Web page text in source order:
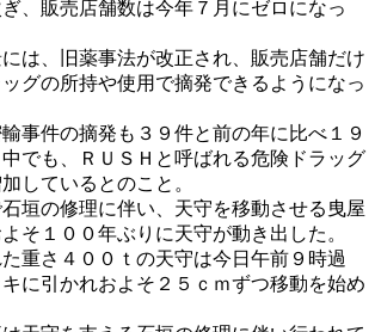
、販売店舗数は今年７月にゼロになっ
は、旧薬事法が改正され、販売店舗だけ
グの所持や使用で摘発できるようになっ
事件の摘発も３９件と前の年に比べ１９
でも、ＲＵＳＨと呼ばれる危険ドラッグ
しているとのこと。
垣の修理に伴い、天守を移動させる曳屋
そ１００年ぶりに天守が動き出した。
重さ４００ｔの天守は今日午前９時過
に引かれおよそ２５ｃｍずつ移動を始め